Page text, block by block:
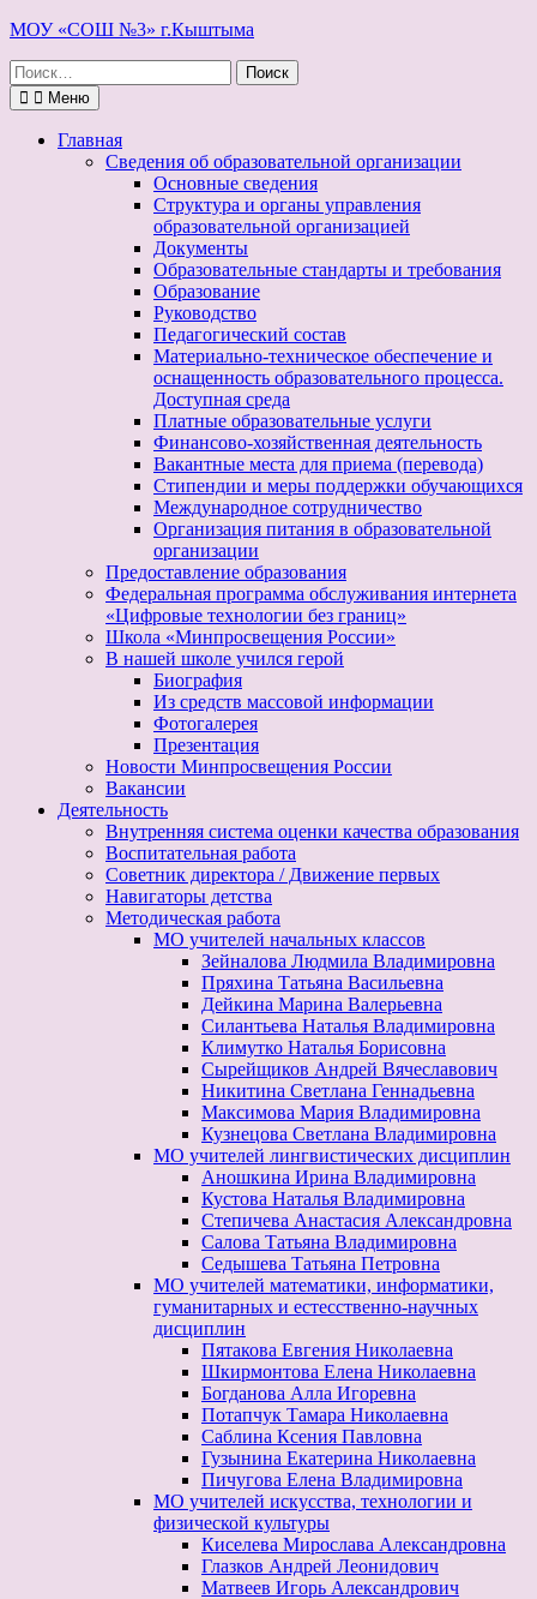
Перейти
содержимому
МОУ «СОШ №3» г.Кыштыма
Поиск
по:
Меню
Главная
Сведения об образовательной организации
Основные сведения
Структура и органы управления
образовательной организацией
Документы
Образовательные стандарты и требования
Образование
Руководство
Педагогический состав
Материально-техническое обеспечение и
оснащенность образовательного процесса.
Доступная среда
Платные образовательные услуги
Финансово-хозяйственная деятельность
Вакантные места для приема (перевода)
Стипендии и меры поддержки обучающихся
Международное сотрудничество
Организация питания в образовательной
организации
Предоставление образования
Федеральная программа обслуживания интернета
«Цифровые технологии без границ»
Школа «Минпросвещения России»
В нашей школе учился герой
Биография
Из средств массовой информации
Фотогалерея
Презентация
Новости Минпросвещения России
Вакансии
Деятельность
Внутренняя система оценки качества образования
Воспитательная работа
Советник директора / Движение первых
Навигаторы детства
Методическая работа
МО учителей начальных классов
Зейналова Людмила Владимировна
Пряхина Татьяна Васильевна
Дейкина Марина Валерьевна
Силантьева Наталья Владимировна
Климутко Наталья Борисовна
Сырейщиков Андрей Вячеславович
Никитина Светлана Геннадьевна
Максимова Мария Владимировна
Кузнецова Светлана Владимировна
МО учителей лингвистических дисциплин
Аношкина Ирина Владимировна
Кустова Наталья Владимировна
Степичева Анастасия Александровна
Салова Татьяна Владимировна
Седышева Татьяна Петровна
МО учителей математики, информатики,
гуманитарных и естесственно-научных
дисциплин
Пятакова Евгения Николаевна
Шкирмонтова Елена Николаевна
Богданова Алла Игоревна
Потапчук Тамара Николаевна
Саблина Ксения Павловна
Гузынина Екатерина Николаевна
Пичугова Елена Владимировна
МО учителей искусства, технологии и
физической культуры
Киселева Мирослава Александровна
Глазков Андрей Леонидович
Матвеев Игорь Александрович